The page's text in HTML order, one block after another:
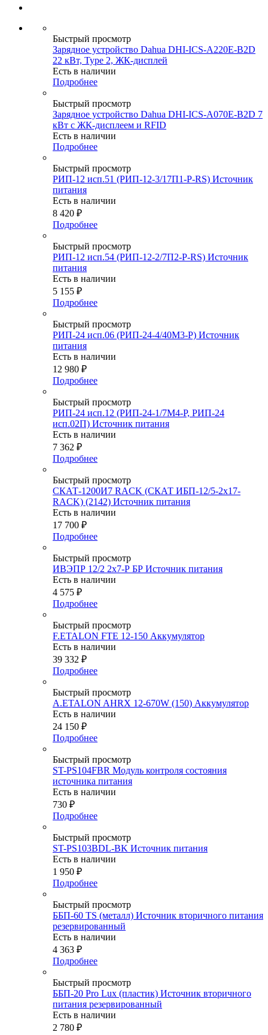
Быстрый просмотр
Зарядное устройство Dahua DHI-ICS-A220E-B2D
22 кВт, Type 2, ЖК-дисплей
Есть в наличии
Подробнее
Быстрый просмотр
Зарядное устройство Dahua DHI-ICS-A070E-B2D 7
кВт с ЖК-дисплеем и RFID
Есть в наличии
Подробнее
Быстрый просмотр
РИП-12 исп.51 (РИП-12-3/17П1-Р-RS) Источник
питания
Есть в наличии
8 420 ₽
Подробнее
Быстрый просмотр
РИП-12 исп.54 (РИП-12-2/7П2-Р-RS) Источник
питания
Есть в наличии
5 155 ₽
Подробнее
Быстрый просмотр
РИП-24 исп.06 (РИП-24-4/40М3-Р) Источник
питания
Есть в наличии
12 980 ₽
Подробнее
Быстрый просмотр
РИП-24 исп.12 (РИП-24-1/7М4-Р, РИП-24
исп.02П) Источник питания
Есть в наличии
7 362 ₽
Подробнее
Быстрый просмотр
СКАТ-1200И7 RACK (СКАТ ИБП-12/5-2x17-
RACK) (2142) Источник питания
Есть в наличии
17 700 ₽
Подробнее
Быстрый просмотр
ИВЭПР 12/2 2х7-Р БР Источник питания
Есть в наличии
4 575 ₽
Подробнее
Быстрый просмотр
F.ETALON FTE 12-150 Аккумулятор
Есть в наличии
39 332 ₽
Подробнее
Быстрый просмотр
A.ETALON AHRX 12-670W (150) Аккумулятор
Есть в наличии
24 150 ₽
Подробнее
Быстрый просмотр
ST-PS104FBR Модуль контроля состояния
источника питания
Есть в наличии
730 ₽
Подробнее
Быстрый просмотр
ST-PS103BDL-BK Источник питания
Есть в наличии
1 950 ₽
Подробнее
Быстрый просмотр
ББП-60 TS (металл) Источник вторичного питания
резервированный
Есть в наличии
4 363 ₽
Подробнее
Быстрый просмотр
ББП-20 Pro Lux (пластик) Источник вторичного
питания резервированный
Есть в наличии
2 780 ₽